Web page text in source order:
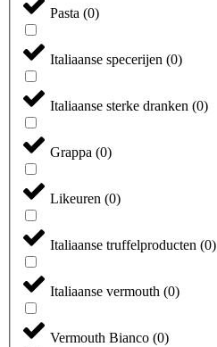
Pasta (0)
Italiaanse specerijen (0)
Italiaanse sterke dranken (0)
Grappa (0)
Likeuren (0)
Italiaanse truffelproducten (0)
Italiaanse vermouth (0)
Vermouth Bianco (0)